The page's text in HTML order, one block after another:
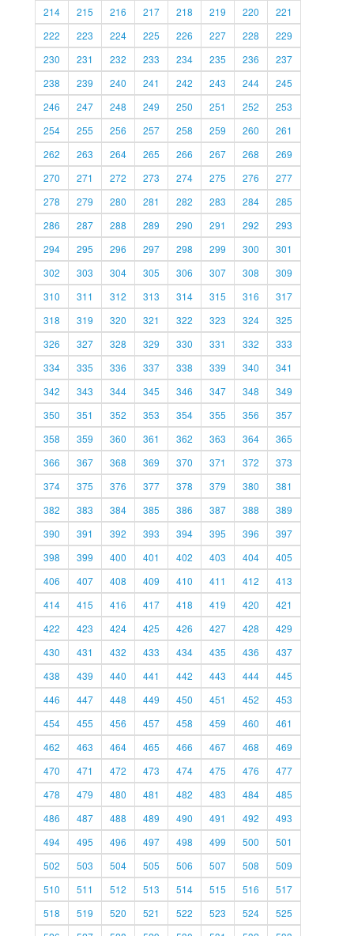
214
215 216 217 218 219 220
221
222
223 224 225 226 227 228
229
230
231 232 233 234 235 236
237
238
239 240 241 242 243 244
245
246
247 248 249 250 251 252
253
254
255 256 257 258 259 260
261
262
263 264 265 266 267 268
269
270
271 272 273 274 275 276
277
278
279 280 281 282 283 284
285
286
287 288 289 290 291 292
293
294
295 296 297 298 299 300
301
302
303 304 305 306 307 308
309
310
311 312 313 314 315 316
317
318
319 320 321 322 323 324
325
326
327 328 329 330 331 332
333
334
335 336 337 338 339 340
341
342
343 344 345 346 347 348
349
350
351 352 353 354 355 356
357
358
359 360 361 362 363 364
365
366
367 368 369 370 371 372
373
374
375 376 377 378 379 380
381
382
383 384 385 386 387 388
389
390
391 392 393 394 395 396
397
398
399 400 401 402 403 404
405
406
407 408 409 410 411 412
413
414
415 416 417 418 419 420
421
422
423 424 425 426 427 428
429
430
431 432 433 434 435 436
437
438
439 440 441 442 443 444
445
446
447 448 449 450 451 452
453
454
455 456 457 458 459 460
461
462
463 464 465 466 467 468
469
470
471 472 473 474 475 476
477
478
479 480 481 482 483 484
485
486
487 488 489 490 491 492
493
494
495 496 497 498 499 500
501
502
503 504 505 506 507 508
509
510
511 512 513 514 515 516
517
518
519 520 521 522 523 524
525